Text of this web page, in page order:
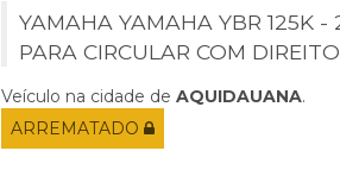
YAMAHA YAMAHA YBR 125K
PARA CIRCULAR COM
Veículo na cidade de AQUIDAUANA.
ARREMATADO